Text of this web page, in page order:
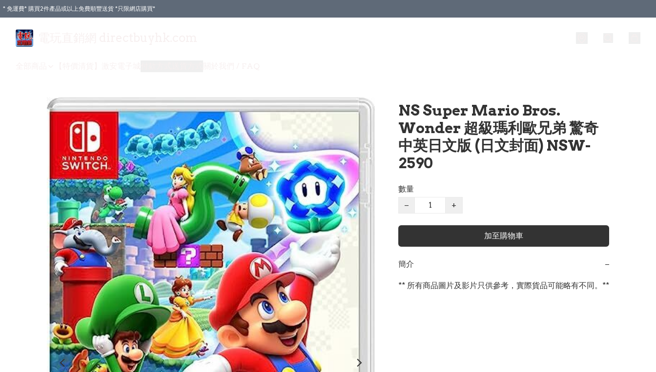
* 免運費* 購買2件產品或以上免費順豐送貨 *只限網店購買*
NS Super Mario Bros.
Wonder 超級瑪利歐兄弟 驚奇
中英日文版 (日文封面) NSW-
2590
數量
−
+
加至購物車
簡介 −
** 所有商品圖片及影片只供參考，實際貨品可能略有不同。**